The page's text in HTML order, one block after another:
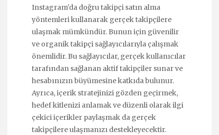
Instagram'da doğru takipçi satın alma
yöntemleri kullanarak gerçek takipçilere
ulaşmak mümkündür. Bunun için güvenilir
ve organik takipçi sağlayıcılarıyla çalışmak
önemlidir. Bu sağlayıcılar, gerçek kullanıcılar
tarafından sağlanan aktif takipçiler sunar ve
hesabınızın büyümesine katkıda bulunur.
Ayrıca, içerik stratejinizi gözden geçirmek,
hedef kitlenizi anlamak ve düzenli olarak ilgi
çekici içerikler paylaşmak da gerçek
takipçilere ulaşmanızı destekleyecektir.